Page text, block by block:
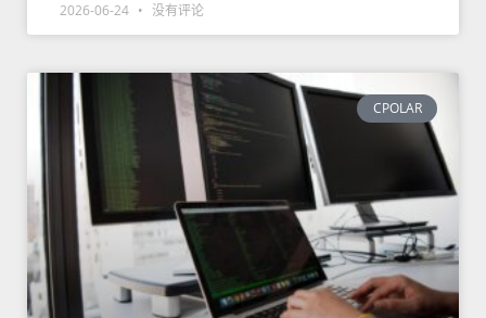
2026-06-24 没有评论
CPOLAR